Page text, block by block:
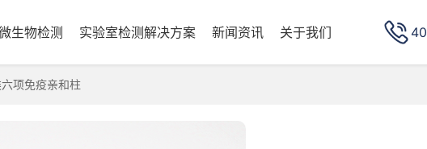
生物检测 实验室检测解决方案 新闻资讯 关于我们
项免疫亲和柱